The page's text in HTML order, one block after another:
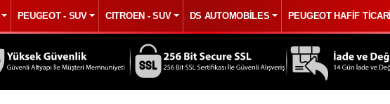
PEUGEOT - SUV CITROEN - SUV DS AUTOMOBİLES PEUGEOT HAFİF TİCARİ